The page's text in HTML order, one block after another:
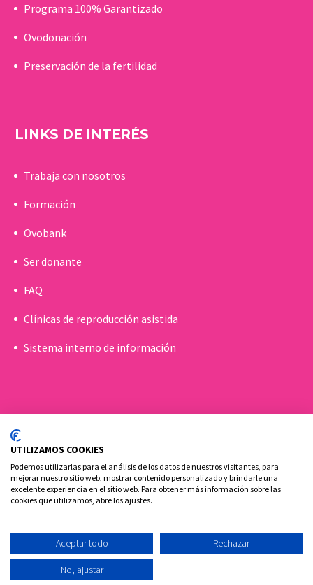
Programa 100% Garantizado
Ovodonación
Preservación de la fertilidad
LINKS DE INTERÉS
Trabaja con nosotros
Formación
Ovobank
Ser donante
FAQ
Clínicas de reproducción asistida
Sistema interno de información
Ovoclinic ©2026
UTILIZAMOS COOKIES
Podemos utilizarlas para el análisis de los datos de nuestros visitantes, para
mejorar nuestro sitio web, mostrar contenido personalizado y brindarle una
excelente experiencia en el sitio web. Para obtener más información sobre las
cookies que utilizamos, abre los ajustes.
Aceptar todo Rechazar
No, ajustar